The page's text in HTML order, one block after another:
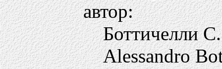
автор:
Боттичелли
Alessandro